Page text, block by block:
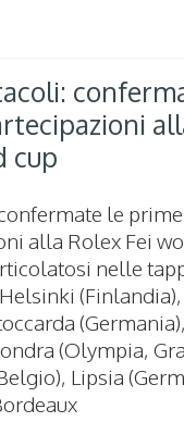
cup
le prime
alla Rolex Fei
nelle
(Olympia,
Lipsia